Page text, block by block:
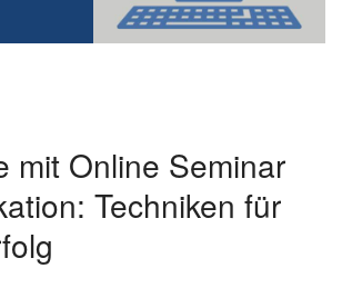
mit Online Seminar
Techniken für